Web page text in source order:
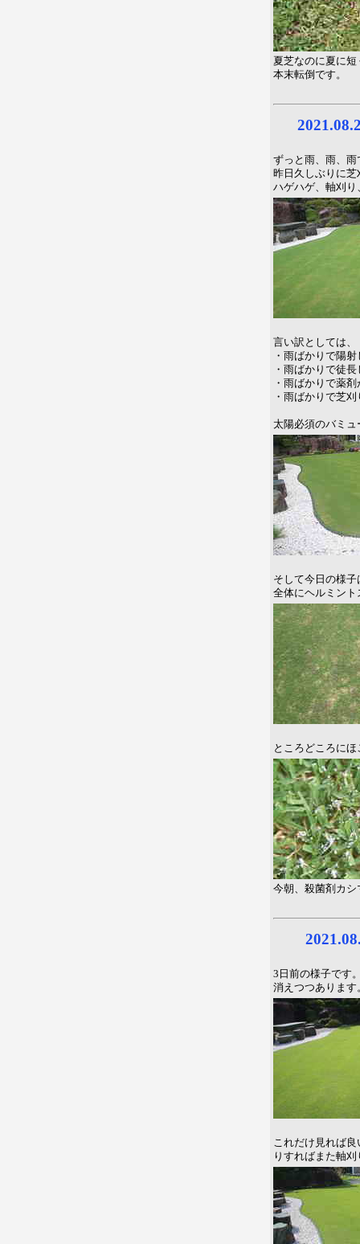
夏芝なのに夏に
本末転倒です。
ずっと雨、雨、雨
昨日久しぶりに
ハゲハゲ、軸刈り
言い訳としては、
・雨ばかりで陽
・雨ばかりで徒長
・雨ばかりで薬
・雨ばかりで芝
太陽必須のバミ
そして今日の様子
全体にヘルミン
ところどころに
今朝、殺菌剤カ
3日前の様子です
消えつつあります
これだけ見れば
りすればまた軸